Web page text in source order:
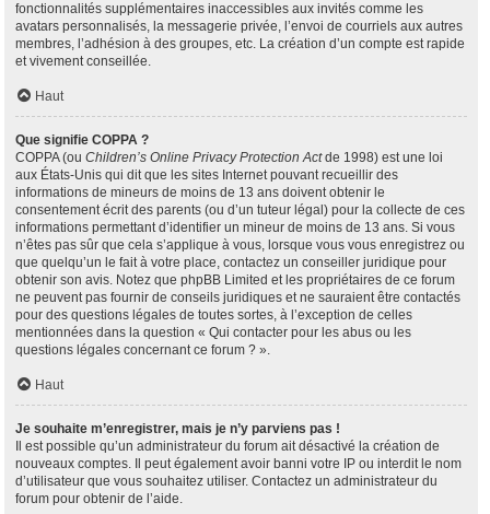
fonctionnalités supplémentaires inaccessibles aux invités comme les
avatars personnalisés, la messagerie privée, l’envoi de courriels aux autres
membres, l’adhésion à des groupes, etc. La création d’un compte est rapide
et vivement conseillée.
Haut
Que signifie COPPA ?
COPPA (ou Children’s Online Privacy Protection Actde 1998) est une loi
aux États-Unis qui dit que les sites Internet pouvant recueillir des
informations de mineurs de moins de 13 ans doivent obtenir le
consentement écrit des parents (ou d’un tuteur légal) pour la collecte de ces
informations permettant d’identifier un mineur de moins de 13 ans. Si vous
n’êtes pas sûr que cela s’applique à vous, lorsque vous vous enregistrez ou
que quelqu’un le fait à votre place, contactez un conseiller juridique pour
obtenir son avis. Notez que phpBB Limited et les propriétaires de ce forum
ne peuvent pas fournir de conseils juridiques et ne sauraient être contactés
pour des questions légales de toutes sortes, à l’exception de celles
mentionnées dans la question « Qui contacter pour les abus ou les
questions légales concernant ce forum ? ».
Haut
Je souhaite m’enregistrer, mais je n’y parviens pas !
Il est possible qu’un administrateur du forum ait désactivé la création de
nouveaux comptes. Il peut également avoir banni votre IP ou interdit le nom
d’utilisateur que vous souhaitez utiliser. Contactez un administrateur du
forum pour obtenir de l’aide.